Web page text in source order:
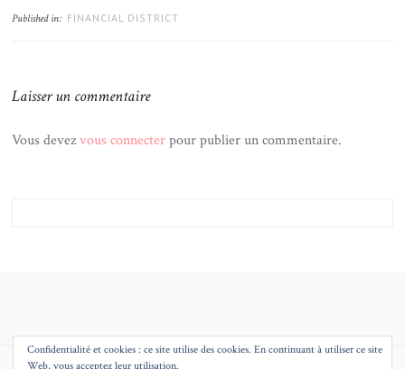
Published in: FINANCIAL DISTRICT
Laisser un commentaire
Vous devezvous connecterpour publier un commentaire.
Confidentialité et cookies : ce site utilise des cookies. En continuant à utiliser ce site
Web, vous acceptez leur utilisation.